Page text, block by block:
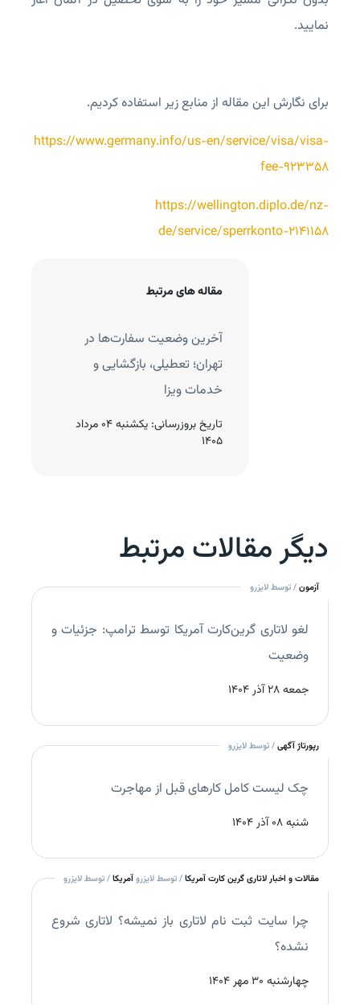
مقاله های مرتبط
آخرین وضعیت سفارت‌ها در
تهران؛ تعطیلی، بازگشایی و
خدمات ویزا
تاریخ بروزرسانی:
یکشنبه 04 مرداد
1405
نمایید.
برای نگارش این مقاله از منابع زیر استفاده کردیم.
https://www.germany.info/us-en/service/visa/visa-
fee-923358
https://wellington.diplo.de/nz-
de/service/sperrkonto-2141158
دیگر مقالات مرتبط
آزمون/ توسط لایزرو
لغو لاتاری گرین‌کارت آمریکا توسط ترامپ: جزئیات و
وضعیت
جمعه 28 آذر 1404
رپورتاژ آگهی/ توسط لایزرو
چک‌ لیست کامل کارهای قبل از مهاجرت
شنبه 08 آذر 1404
مقالات و اخبار لاتاری گرین کارت آمریکا/ توسط لایزروآمریکا/ توسط لایزرو
چرا سایت ثبت نام لاتاری باز نمیشه؟ لاتاری شروع
نشده؟
چهارشنبه 30 مهر 1404